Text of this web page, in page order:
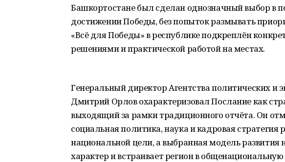
Башкортостане был сделан однозначный выбор в
достижении Победы, без попыток размывать
«Всё для Победы» в республике подкреплён
решениями и практической работой на местах.
Генеральный директор Агентства политических
Дмитрий Орлов охарактеризовал Послание как
выходящий за рамки традиционного отчёта. Он
социальная политика, наука и кадровая
национальной цели, а выбранная модель
характер и встраивает регион в